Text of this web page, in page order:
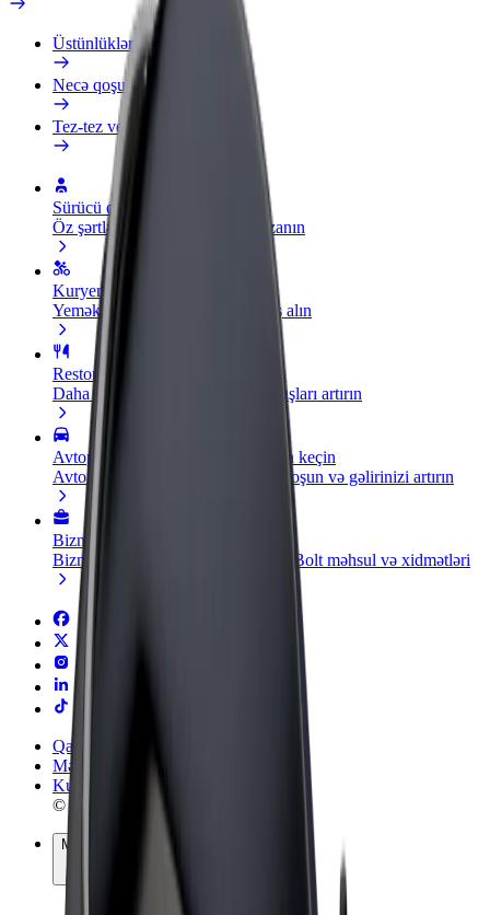
Üstünlüklər
Necə qoşulmalı?
Tez-tez verilən suallar
Sürücü ol
Öz şərtlərinizə uyğun olaraq qazanın
Kuryer kimi qoşul
Yemək çatdırın və həftəlik ödəniş alın
Restoran və ya mağaza əlavə edin
Daha çox müştəri cəlb edin və satışları artırın
Avtopark sahibi kimi qeydiyyatdan keçin
Avtoparkınızı Bolt platformasına qoşun və gəlirinizi artırın
Biznes üçün Bolt
Biznesiniz üçün miqyaslandırılmış Bolt məhsul və xidmətləri
Qaydalar və Şərtlər
Məxfilik
Kukilər
© 2026 Bolt Technology OÜ
Məhsullar